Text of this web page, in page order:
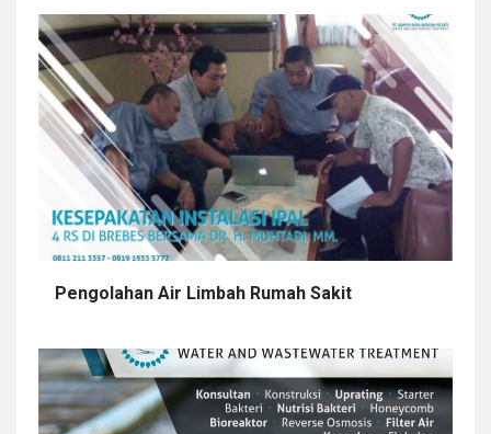
Pengolahan Air Limbah Rumah Sakit